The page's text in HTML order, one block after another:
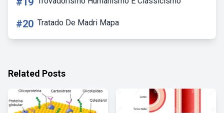
#20 Tratado De Madri Mapa
Related Posts